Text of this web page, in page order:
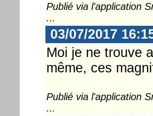
Publié via l'application
...
03/07/2017
Moi je ne trouve
même, ces
Publié via l'application
...